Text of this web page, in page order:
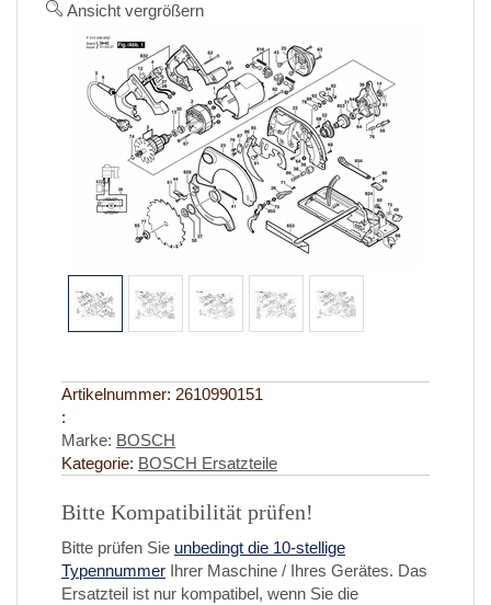
Ansicht vergrößern
Artikelnummer: 2610990151
:
Marke: BOSCH
Kategorie: BOSCH Ersatzteile
Bitte Kompatibilität prüfen!
Bitte prüfen Sie unbedingt die 10-stellige
Typennummer Ihrer Maschine / Ihres Gerätes. Das
Ersatzteil ist nur kompatibel, wenn Sie die